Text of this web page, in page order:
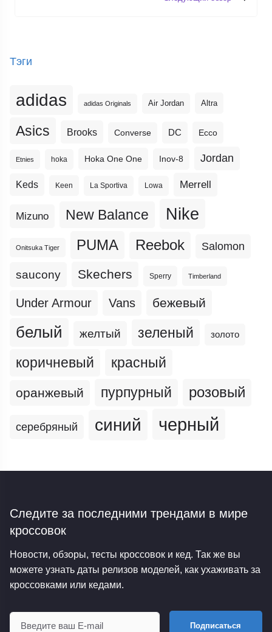
Тэги
adidas adidas Originals Air Jordan Altra
Asics Brooks Converse DC Ecco
Etnies hoka Hoka One One Inov-8 Jordan
Keds Keen La Sportiva Lowa Merrell
Mizuno New Balance Nike
Onitsuka Tiger PUMA Reebok Salomon
saucony Skechers Sperry Timberland
Under Armour Vans бежевый
белый желтый зеленый золото
коричневый красный
оранжевый пурпурный розовый
серебряный синий черный
Следите за последними трендами в мире
кроссовок
Новости, обзоры, тесты кроссовок и кед. Так же вы
можете узнать даты релизов моделей, как ухаживать за
кроссовками или кедами.
Подписаться